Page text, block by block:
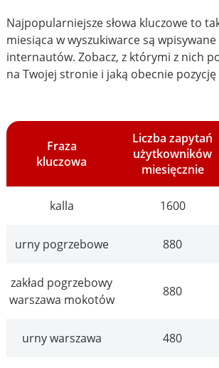
Najpopularniejsze słowa kluczowe to
miesiąca w wyszukiwarce są
internautów. Zobacz, z którymi z nich
na Twojej stronie i jaką obecnie pozycję
Fraza
kluczowa
Liczba zapytań
użytkowników
miesięcznie
kalla 1600
urny pogrzebowe 880
zakład pogrzebowy
warszawa mokotów
880
urny warszawa 480